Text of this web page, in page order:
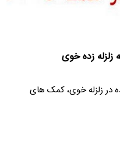
زده خوی
در زلزله خوی، کمک های